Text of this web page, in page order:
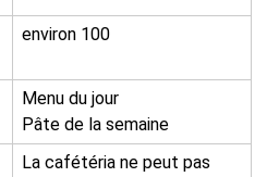
environ 100
Menu du jour
Pâte de la semaine
La cafétéria ne peut pas